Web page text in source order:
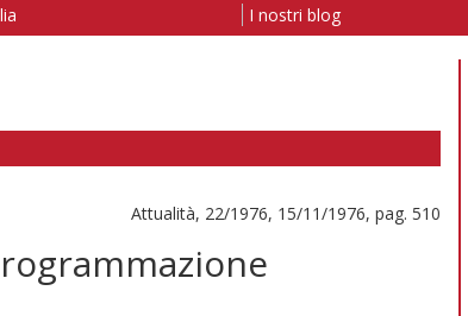
I nostri blog
Attualità, 22/1976, 15/11/1976, pag. 510